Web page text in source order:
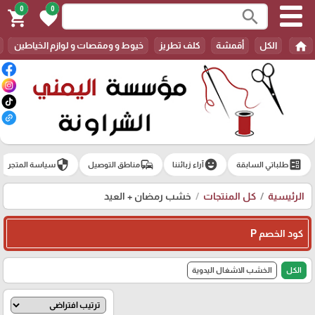
search
0
favorite
0
shopping_cart
home الكل أقمشة كلف تطريز خيوط و ومقصات و لوازم الخياطين
ballotطلباتي السابقة emoji_emotionsآراء زبائننا commuteمناطق التوصيل securityسياسة المتجر
الرئيسية كل المنتجات خشب رمضان + العيد
كود الخصم P
الكل الخشب الاشغال اليدوية